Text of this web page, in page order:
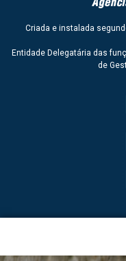
Criada e instalada
Entidade Delegatária das
de